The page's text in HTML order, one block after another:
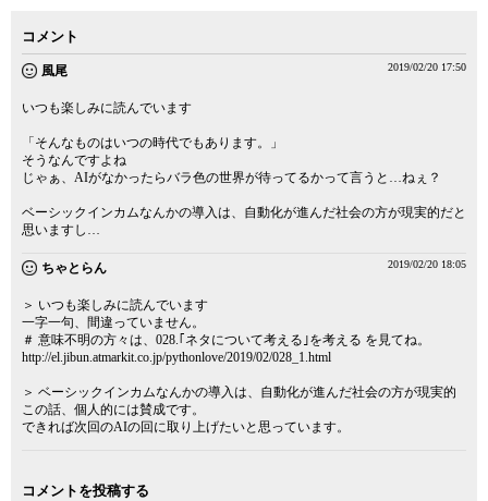
コメント
風尾 2019/02/20 17:50
いつも楽しみに読んでいます
「そんなものはいつの時代でもあります。」
そうなんですよね
じゃぁ、AIがなかったらバラ色の世界が待ってるかって言うと…ねぇ？
ベーシックインカムなんかの導入は、自動化が進んだ社会の方が現実的だと
思いますし…
ちゃとらん 2019/02/20 18:05
＞ いつも楽しみに読んでいます
一字一句、間違っていません。
＃ 意味不明の方々は、028.｢ネタについて考える｣を考える を見てね。
http://el.jibun.atmarkit.co.jp/pythonlove/2019/02/028_1.html
＞ ベーシックインカムなんかの導入は、自動化が進んだ社会の方が現実的
この話、個人的には賛成です。
できれば次回のAIの回に取り上げたいと思っています。
コメントを投稿する